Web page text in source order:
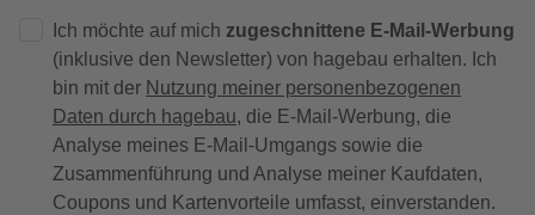
Ich möchte auf mich zugeschnittene E-Mail-Werbung
(inklusive den Newsletter) von hagebau erhalten. Ich
bin mit der Nutzung meiner personenbezogenen
Daten durch hagebau, die E-Mail-Werbung, die
Analyse meines E-Mail-Umgangs sowie die
Zusammenführung und Analyse meiner Kaufdaten,
Coupons und Kartenvorteile umfasst, einverstanden.